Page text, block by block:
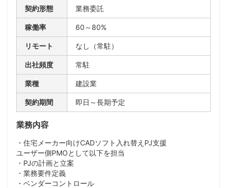
契約形態 業務委託
稼働率 60～80%
リモート なし（常駐）
出社頻度 常駐
業種 建設業
契約期間 即日～長期予定
業務内容
・住宅メーカー向けCADソフト入れ替えPJ支援
ユーザー側PMOとして以下を担当
・PJの計画と立案
・業務要件定義
・ベンダーコントロール